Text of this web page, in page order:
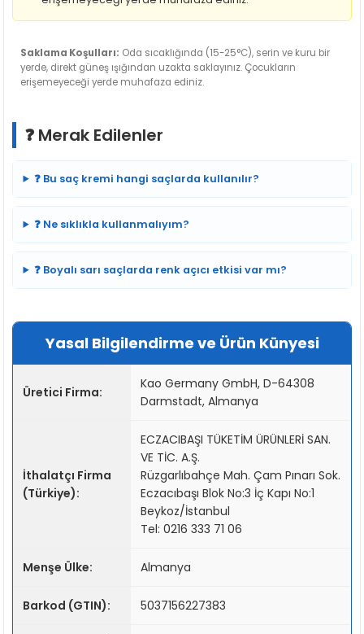
Saklama Koşulları: Oda sıcaklığında (15-25°C), serin ve kuru bir
yerde, direkt güneş ışığından uzakta saklayınız. Çocukların
erişemeyeceği yerde muhafaza ediniz.
❓ Merak Edilenler
❓ Bu saç kremi hangi saçlarda kullanılır?
❓ Ne sıklıkla kullanmalıyım?
❓ Boyalı sarı saçlarda renk açıcı etkisi var mı?
Yasal Bilgilendirme ve Ürün Künyesi
Üretici Firma:
Kao Germany GmbH, D-64308
Darmstadt, Almanya
İthalatçı Firma
(Türkiye):
ECZACIBAŞI TÜKETİM ÜRÜNLERİ SAN.
VE TİC. A.Ş.
Rüzgarlıbahçe Mah. Çam Pınarı Sok.
Eczacıbaşı Blok No:3 İç Kapı No:1
Beykoz/İstanbul
Tel: 0216 333 71 06
Menşe Ülke: Almanya
Barkod (GTIN): 5037156227383